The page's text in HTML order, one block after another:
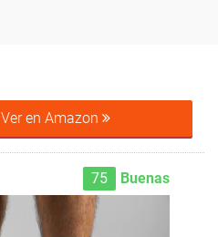
Ver en Amazon
75 Buenas